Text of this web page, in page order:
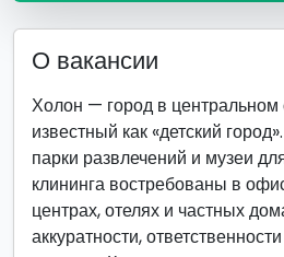
О вакансии
Холон — город в центральном
известный как «детский
парки развлечений и музеи
клининга востребованы в
центрах, отелях и частных
аккуратности,